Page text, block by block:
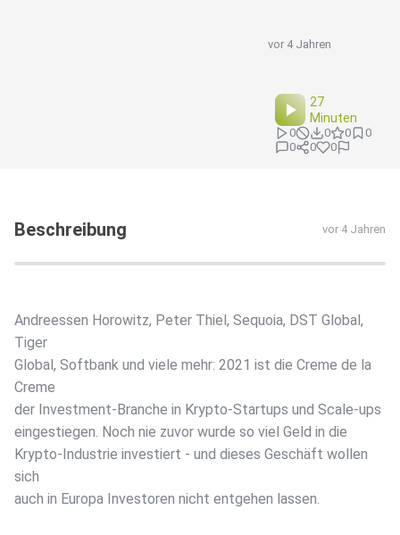
vor 4 Jahren
27
Minuten
0 0 0
0
0
0 0
Beschreibung vor 4 Jahren
Andreessen Horowitz, Peter Thiel, Sequoia, DST Global,
Tiger
Global, Softbank und viele mehr: 2021 ist die Creme de la
Creme
der Investment-Branche in Krypto-Startups und Scale-ups
eingestiegen. Noch nie zuvor wurde so viel Geld in die
Krypto-Industrie investiert - und dieses Geschäft wollen
sich
auch in Europa Investoren nicht entgehen lassen.